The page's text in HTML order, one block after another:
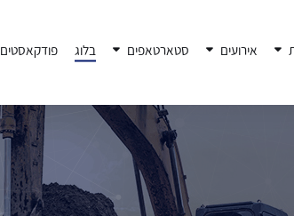
אירועים סטארטאפים בלוג פודקאסטים